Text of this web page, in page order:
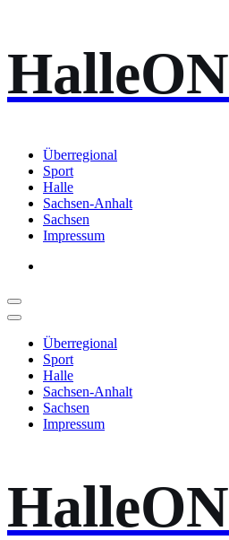
Inhalt
springen
HalleON
Überregional
Sport
Halle
Sachsen-Anhalt
Sachsen
Impressum
Überregional
Sport
Halle
Sachsen-Anhalt
Sachsen
Impressum
HalleON